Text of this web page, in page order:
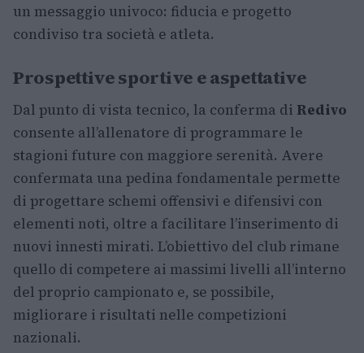
un messaggio univoco: fiducia e progetto
condiviso tra società e atleta.
Prospettive sportive e aspettative
Dal punto di vista tecnico, la conferma di Redivo
consente all’allenatore di programmare le
stagioni future con maggiore serenità. Avere
confermata una pedina fondamentale permette
di progettare schemi offensivi e difensivi con
elementi noti, oltre a facilitare l’inserimento di
nuovi innesti mirati. L’obiettivo del club rimane
quello di competere ai massimi livelli all’interno
del proprio campionato e, se possibile,
migliorare i risultati nelle competizioni
nazionali.